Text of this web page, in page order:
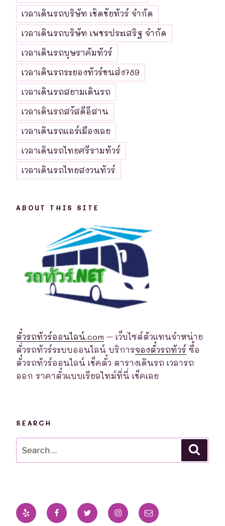
เวลาเดินรถบริษัท เชิดชัยทัวร์ จำกัด
เวลาเดินรถบริษัท เพชรประเสริฐ จำกัด
เวลาเดินรถบุษราคัมทัวร์
เวลาเดินรถระยองทัวร์ขนส่ง789
เวลาเดินรถสยามเดินรถ
เวลาเดินรถสวัสดีอีสาน
เวลาเดินรถแอร์เมืองเลย
เวลาเดินรถไทยศรีรามทัวร์
เวลาเดินรถไทยสงวนทัวร์
ABOUT THIS SITE
ตั๋วรถทัวร์ออนไลน์.com – เว็บไซต์ตัวแทนจำหน่าย
ตั่วรถทัวร์ระบบออนไลน์ บริการจองตั๋วรถทัวร์ ซื้อ
ตั๋วรถทัวร์ออนไลน์ เช็คตั๋ว ตารางเดินรถ เวลารถ
ออก ราคาตั๋วแบบเรียลไทม์ที่นี่ เช็คเลย
SEARCH
for:
Yelp FacebookTwitter InstagramEmail